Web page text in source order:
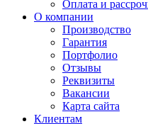
Оплата и
О компании
Производство
Гарантия
Портфолио
Отзывы
Реквизиты
Вакансии
Карта сайта
Клиентам